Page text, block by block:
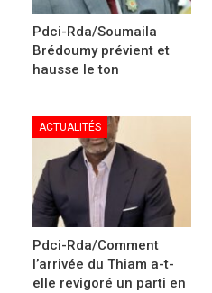
Pdci-Rda/Soumaila
Brédoumy prévient et
hausse le ton
ACTUALITÉS
Pdci-Rda/Comment
l’arrivée du Thiam a-t-
elle revigoré un parti en